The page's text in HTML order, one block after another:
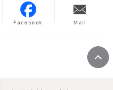
Facebook Mail